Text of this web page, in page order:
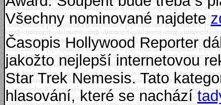
Všechny nominované najdete
Časopis Hollywood Reporter
jakožto nejlepší internetovou
Star Trek Nemesis. Tato
hlasování, které se nachází